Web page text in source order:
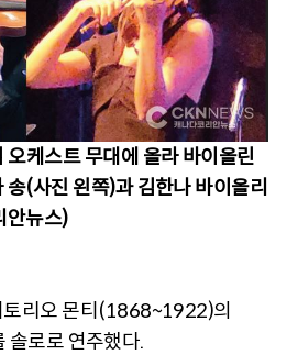
케스트 무대에 올라 바이올린
(사진 왼쪽)과 김한나 바이올리
안뉴스)
토리오 몬티(1868~1922)의
로로 연주했다.